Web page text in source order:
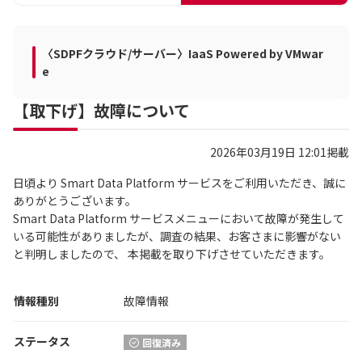
OCNのお客さまはこちら
工事・故障情報通知サー
オフィシャルサイト
〈SDPFクラウド/サーバー〉IaaS Powered by VMwar
e
【取下げ】故障について
2026年03月19日 12:01掲載
日頃より Smart Data Platform サービスをご利用いただき、誠に
ありがとうございます。
Smart Data Platform サービスメニューにおいて故障が発生して
いる可能性がありましたが、調査の結果、お客さまに影響がない
と判明しましたので、 本掲載を取り下げさせていただきます。
情報種別 故障情報
ステータス 回復済み